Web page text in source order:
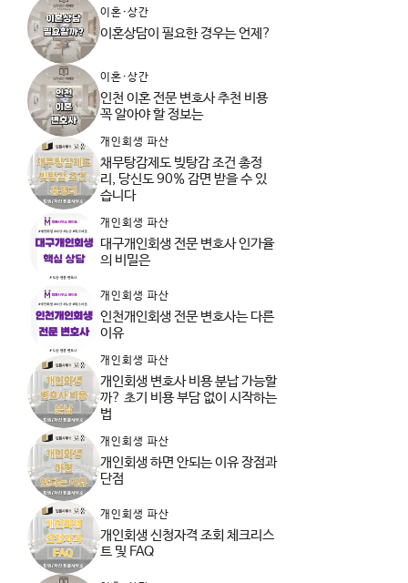
이혼·상간
이혼상담이 필요한 경우는 언제?
이혼·상간
인천 이혼 전문 변호사 추천 비용
꼭 알아야 할 정보는
개인회생 파산
채무탕감제도 빚탕감 조건 총정
리, 당신도 90% 감면 받을 수 있
습니다
개인회생 파산
대구개인회생 전문 변호사 인가율
의 비밀은
개인회생 파산
인천개인회생 전문 변호사는 다른
이유
개인회생 파산
개인회생 변호사 비용 분납 가능할
까? 초기 비용 부담 없이 시작하는
법
개인회생 파산
개인회생 하면 안되는 이유 장점과
단점
개인회생 파산
개인회생 신청자격 조회 체크리스
트 및 FAQ